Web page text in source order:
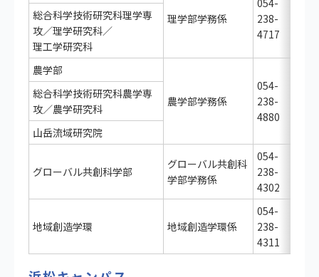
理学部学務係
054-
238-
4717
総合科学技術研究科理学専
攻／理学研究科／
理工学研究科
農学部
農学部学務係
054-
238-
4880
総合科学技術研究科農学専
攻／農学研究科
山岳流域研究院
グローバル共創科学部
グローバル共創科
学部学務係
054-
238-
4302
地域創造学環 地域創造学環係
054-
238-
4311